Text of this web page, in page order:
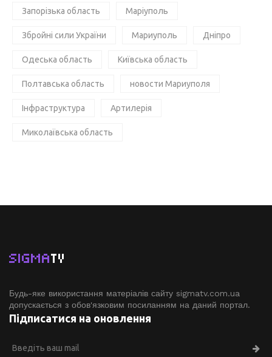
Запорізька область Маріуполь
Збройні сили України Мариуполь Дніпро
Одеська область Київська область
Полтавська область новости Мариуполя
Інфраструктура Артилерія
Миколаївська область
SIGMATV
Будь-яке використання матеріалів сайту sigmatv.com.ua
допускається з обов'язковим посиланням на даний портал.
Підписатися на оновлення